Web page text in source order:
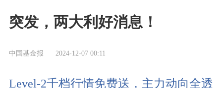
突发，两大利好消息！
中国基金报 2024-12-07 00:11
Level-2千档行情免费送，主力动向全透